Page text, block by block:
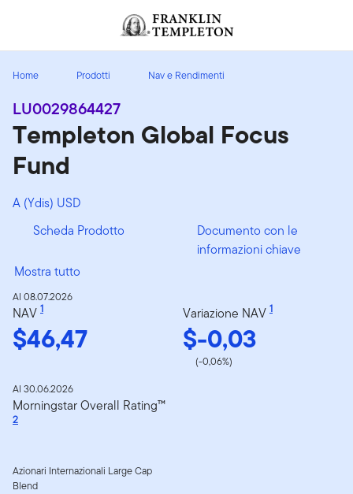
Header menu toggle
Home Prodotti Nav e Rendimenti
LU0029864427
Templeton Global Focus
Fund
A (Ydis) USD
Scheda Prodotto
Documento con le
informazioni chiave
Mostra tutto
Al 08.07.2026
NAV 1
$46,47
Variazione NAV 1
$-0,03
(-0,06%)
Al 30.06.2026
Morningstar Overall Rating™
2
Azionari Internazionali Large Cap
Blend